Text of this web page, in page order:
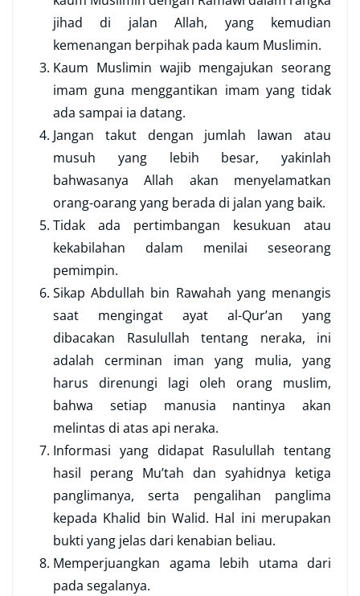
jihad di jalan Allah, yang kemudian
kemenangan berpihak pada kaum Muslimin.
Kaum Muslimin wajib mengajukan seorang
imam guna menggantikan imam yang tidak
ada sampai ia datang.
Jangan takut dengan jumlah lawan atau
musuh yang lebih besar, yakinlah
bahwasanya Allah akan menyelamatkan
orang-oarang yang berada di jalan yang baik.
Tidak ada pertimbangan kesukuan atau
kekabilahan dalam menilai seseorang
pemimpin.
Sikap Abdullah bin Rawahah yang menangis
saat mengingat ayat al-Qur’an yang
dibacakan Rasulullah tentang neraka, ini
adalah cerminan iman yang mulia, yang
harus direnungi lagi oleh orang muslim,
bahwa setiap manusia nantinya akan
melintas di atas api neraka.
Informasi yang didapat Rasulullah tentang
hasil perang Mu’tah dan syahidnya ketiga
panglimanya, serta pengalihan panglima
kepada Khalid bin Walid. Hal ini merupakan
bukti yang jelas dari kenabian beliau.
Memperjuangkan agama lebih utama dari
pada segalanya.